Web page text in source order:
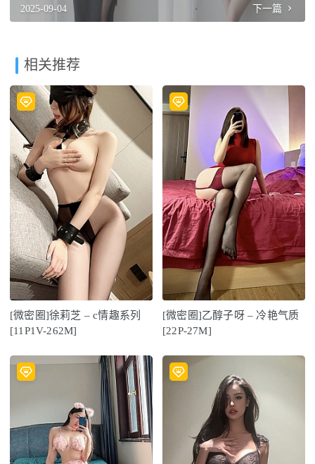
2025-09-04 下一篇
相关推荐
[微密圈]徐莉芝 – c情趣系列
[11P1V-262M]
[微密圈]乙醇子呀 – 冷艳气质
[22P-27M]